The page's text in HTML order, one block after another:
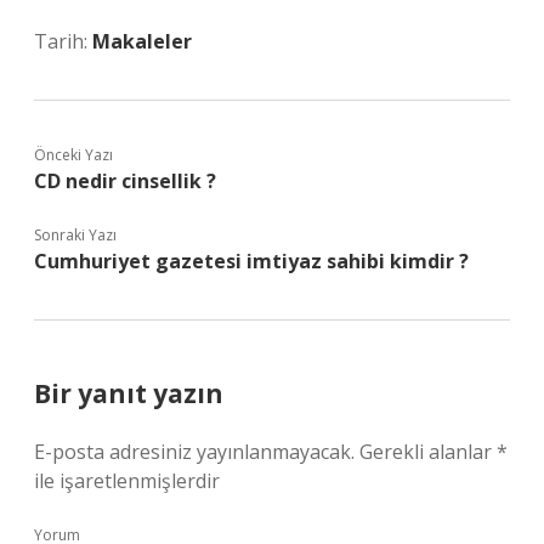
Tarih: Makaleler
Önceki Yazı
CD nedir cinsellik ?
Sonraki Yazı
Cumhuriyet gazetesi imtiyaz sahibi kimdir ?
Bir yanıt yazın
E-posta adresiniz yayınlanmayacak. Gerekli alanlar*
ile işaretlenmişlerdir
Yorum